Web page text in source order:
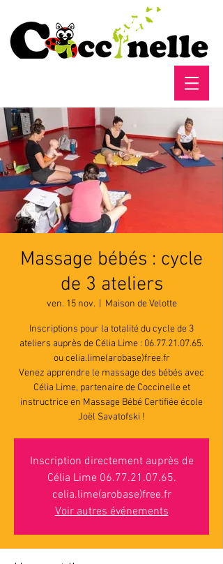
Massage bébés : cycle
de 3 ateliers
ven. 15 nov.
  |
Maison de Velotte
Inscriptions pour la totalité du cycle de 3
ateliers auprès de Célia Lime : 06.77.21.07.65.
ou celia.lime(arobase)free.fr
Venez apprendre le massage des bébés avec
Célia Lime, partenaire de Coccinelle et
instructrice en Massage Bébé Certifiée école
Joël Savatofski !
Inscription directement auprès de
Célia Lime 06.77.21.07.65.
celia.lime(arobase)free.fr
Voir autres événements